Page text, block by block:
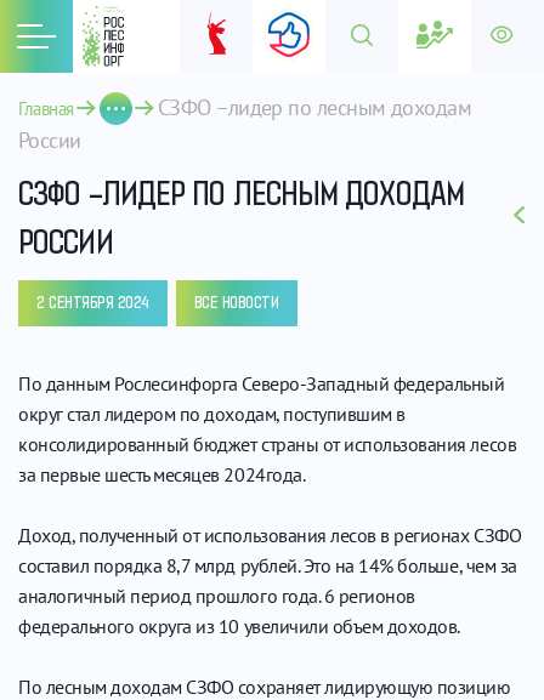
Главная
СЗФО –лидер по лесным доходам
России
СЗФО –ЛИДЕР ПО ЛЕСНЫМ ДОХОДАМ
РОССИИ
2 СЕНТЯБРЯ 2024 ВСЕ НОВОСТИ
По данным Рослесинфорга Северо-Западный федеральный
округ стал лидером по доходам, поступившим в
консолидированный бюджет страны от использования лесов
за первые шесть месяцев 2024года.
Доход, полученный от использования лесов в регионах СЗФО
составил порядка 8,7 млрд рублей. Это на 14% больше, чем за
аналогичный период прошлого года. 6 регионов
федерального округа из 10 увеличили объем доходов.
По лесным доходам СЗФО сохраняет лидирующую позицию